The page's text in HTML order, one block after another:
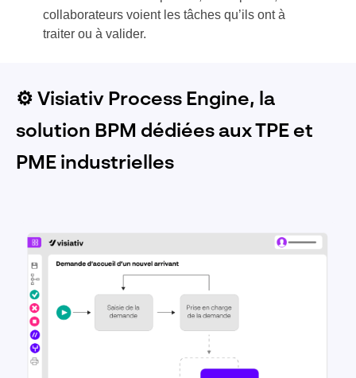
collaborateurs voient les tâches qu’ils ont à
traiter ou à valider.
⚙️ Visiativ Process Engine, la
solution BPM dédiées aux TPE et
PME industrielles